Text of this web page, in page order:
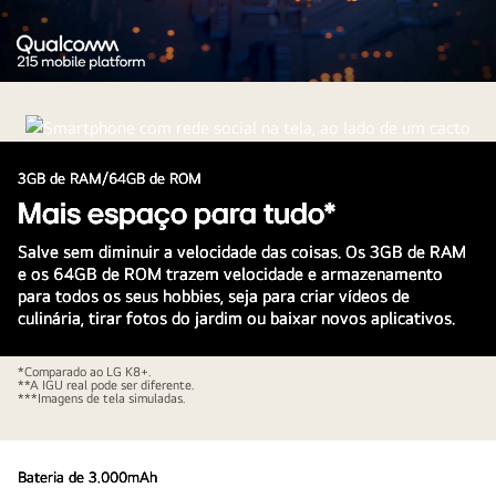
Qualcomm
Quad-
Core
1,3
Ghz
placa-
mãe
3GB de RAM/64GB de ROM
Mais espaço para tudo*
Salve sem diminuir a velocidade das coisas. Os 3GB de RAM
e os 64GB de ROM trazem velocidade e armazenamento
para todos os seus hobbies, seja para criar vídeos de
culinária, tirar fotos do jardim ou baixar novos aplicativos.
*Comparado ao LG K8+.
**A IGU real pode ser diferente.
***Imagens de tela simuladas.
Bateria de 3.000mAh